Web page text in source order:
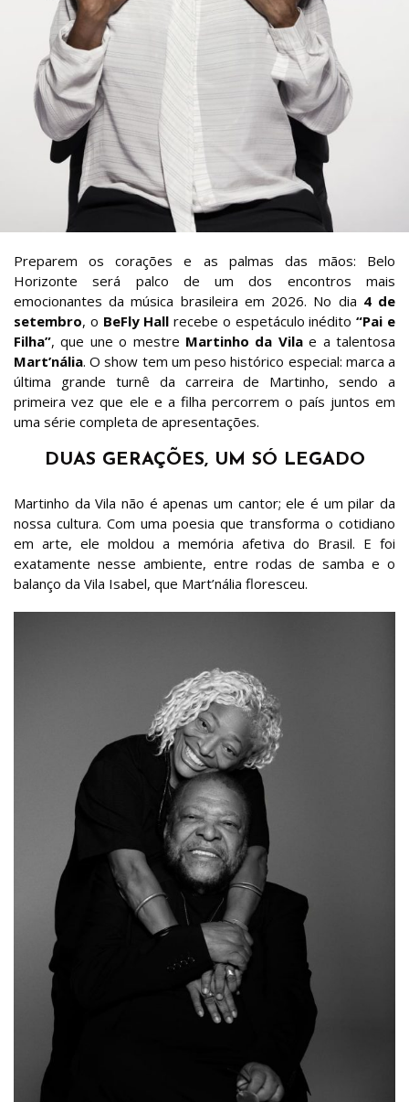
Preparem os corações e as palmas das mãos: Belo
Horizonte será palco de um dos encontros mais
emocionantes da música brasileira em 2026. No dia 4 de
setembro, o BeFly Hall recebe o espetáculo inédito“Pai e
Filha”, que une o mestre Martinho da Vilae a talentosa
Mart’nália. O show tem um peso histórico especial: marca a
última grande turnê da carreira de Martinho, sendo a
primeira vez que ele e a filha percorrem o país juntos em
uma série completa de apresentações.
DUAS GERAÇÕES, UM SÓ LEGADO
Martinho da Vila não é apenas um cantor; ele é um pilar da
nossa cultura. Com uma poesia que transforma o cotidiano
em arte, ele moldou a memória afetiva do Brasil. E foi
exatamente nesse ambiente, entre rodas de samba e o
balanço da Vila Isabel, que Mart’nália floresceu.